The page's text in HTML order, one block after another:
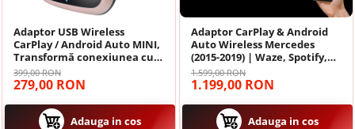
Adaptor USB Wireless
CarPlay / Android Auto MINI,
Transformă conexiunea cu
fir în Wi-Fi pentru mașini
USB / Type-C
399,00 RON
279,00 RON
Adauga in cos
Adaptor CarPlay & Android
Auto Wireless Mercedes
(2015-2019) | Waze, Spotify,
Maps pe Ecranul Original
1.599,00 RON
1.199,00 RON
Adauga in cos